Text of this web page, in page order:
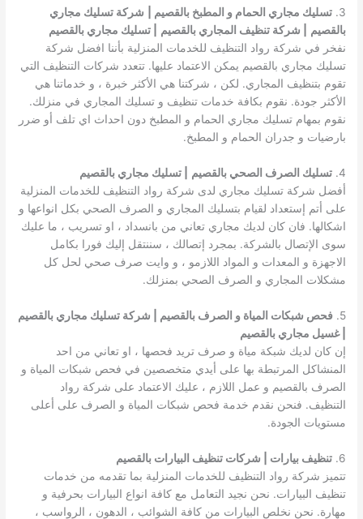
3. تسليك مجاري الحمام و المطبخ بالقصيم |
شركة تسليك مجاري
بالقصيم
| شركة تنظيف المجاري بالقصيم
| تسليك مجاري بالقصيم
نفخر في شركة رواد التنظيف للخدمات المنزلية بأننا افضل شركة
تسليك مجاري بالقصيم يمكن الاعتماد عليها. تتعدد شركات التنظيف التي
تقوم بتنظيف المجاري. لكن ، شركتنا هي الأكثر خبرة ، و خدماتنا هي
الأكثر جودة. نقوم بكافة خدمات تنظيف و تسليك المجاري في منزلك.
نقوم بمهام تسليك مجاري الحمام و المطبخ دون احداث اي تلف أو ضرر
بارضيات و جدران الحمام و المطبخ.
4. تسليك الصرف الصحي بالقصيم
| تسليك مجاري بالقصيم
أفضل شركة تسليك مجاري لدى شركة رواد التنظيف للخدمات المنزلية
على أتم إستعداد لقيام بتسليك المجاري و الصرف الصحي بكل انواعها و
اشكالها. فان كان لديك مجاري تعاني من بانسداد ، او تسريب ، ما عليك
سوى الإتصال بالشركة. بمجرد إتصالك ، سننتقل إليك فورا بكامل
الاجهزة و المعدات و المواد اللازمو ، و وايت صرف صحي لحل كل
مشكلات المجاري و الصرف الصحي بمنزلك.
5. فحص شبكات المياة و الصرف بالقصيم | شركة تسليك مجاري بالقصيم
| غسيل مجاري بالقصيم
إن كان لديك شبكة مياة و صرف تريد فحصها ، او تعاني من احد
المنشاكل المرتبطة بها على أيدي متخصصين في فحص شبكات المياة و
الصرف بالقصيم و عمل اللازم ، عليك الاعتماد على شركة رواد
التنظيف. فنحن نقدم خدمة فحص شبكات المياة و الصرف على أعلى
مستويات الجودة.
6. تنظيف بيارات | شركات تنظيف البيارات بالقصيم
تتميز شركة رواد التنظيف للخدمات المنزلية بما تقدمه من خدمات
تنظيف البيارات. نحن نجيد التعامل مع كافة انواع البيارات بحرفية و
مهارة. نحن نخلص البيارات من كافة الشوائب ، الدهون ، الرواسب ،